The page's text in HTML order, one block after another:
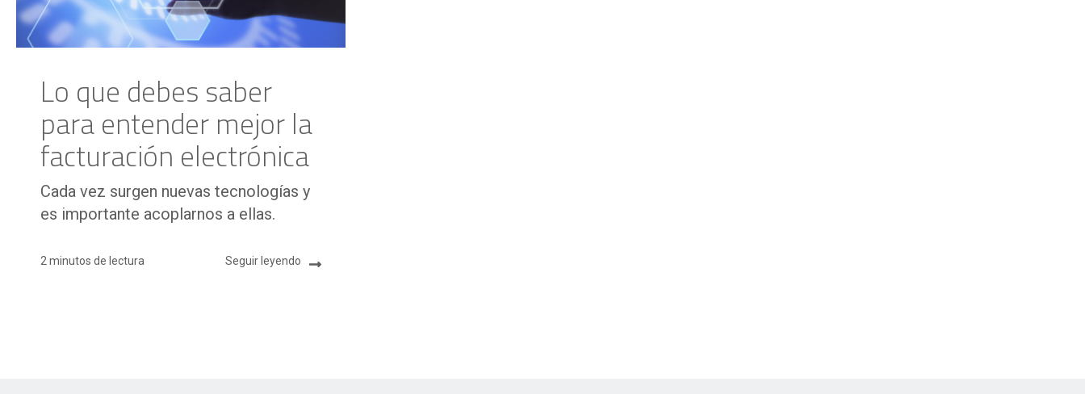
Lo que debes saber
para entender mejor la
facturación electrónica
Cada vez surgen nuevas tecnologías y
es importante acoplarnos a ellas.
2 minutos de lectura Seguir leyendo